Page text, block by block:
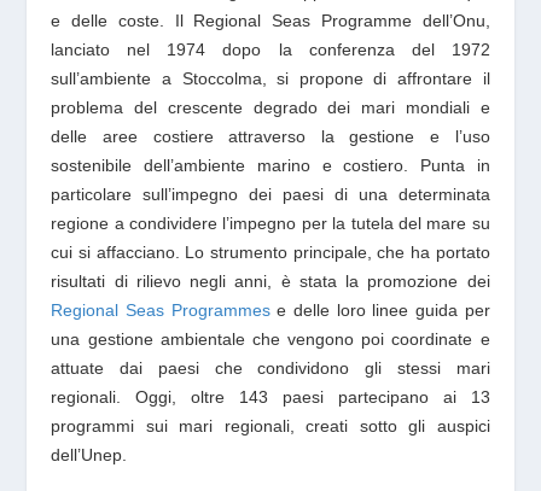
e delle coste. Il Regional Seas Programme dell’Onu,
lanciato nel 1974 dopo la conferenza del 1972
sull’ambiente a Stoccolma, si propone di affrontare il
problema del crescente degrado dei mari mondiali e
delle aree costiere attraverso la gestione e l’uso
sostenibile dell’ambiente marino e costiero. Punta in
particolare sull’impegno dei paesi di una determinata
regione a condividere l’impegno per la tutela del mare su
cui si affacciano. Lo strumento principale, che ha portato
risultati di rilievo negli anni, è stata la promozione dei
Regional Seas Programmese delle loro linee guida per
una gestione ambientale che vengono poi coordinate e
attuate dai paesi che condividono gli stessi mari
regionali. Oggi, oltre 143 paesi partecipano ai 13
programmi sui mari regionali, creati sotto gli auspici
dell’Unep.